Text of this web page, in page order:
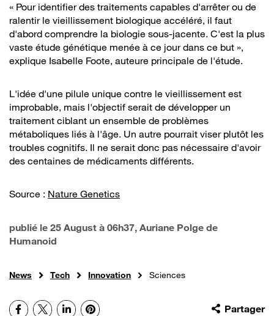
« Pour identifier des traitements capables d'arrêter ou de
ralentir le vieillissement biologique accéléré, il faut
d'abord comprendre la biologie sous-jacente. C'est la plus
vaste étude génétique menée à ce jour dans ce but »,
explique Isabelle Foote, auteure principale de l'étude.
L'idée d'une pilule unique contre le vieillissement est
improbable, mais l'objectif serait de développer un
traitement ciblant un ensemble de problèmes
métaboliques liés à l'âge. Un autre pourrait viser plutôt les
troubles cognitifs. Il ne serait donc pas nécessaire d'avoir
des centaines de médicaments différents.
Source : Nature Genetics
publié le 25 August à 06h37, Auriane Polge de
Humanoid
News Tech Innovation Sciences
Partager
Facebook
X LinkedInPinterest